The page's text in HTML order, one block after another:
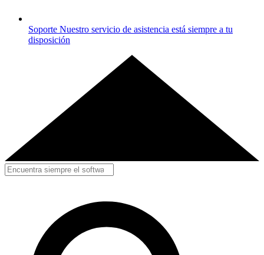
Soporte Nuestro servicio de asistencia está siempre a tu
disposición